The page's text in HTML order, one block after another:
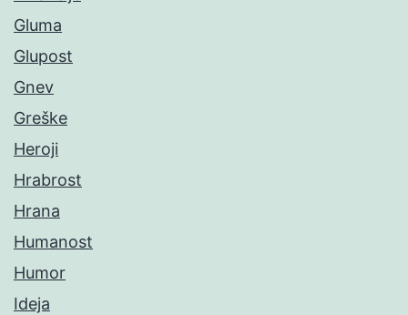
Gluma
Glupost
Gnev
Greške
Heroji
Hrabrost
Hrana
Humanost
Humor
Ideja